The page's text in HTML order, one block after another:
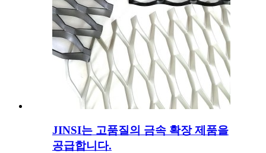
JINSI는 고품질의 금속 확장 제품을
공급합니다.